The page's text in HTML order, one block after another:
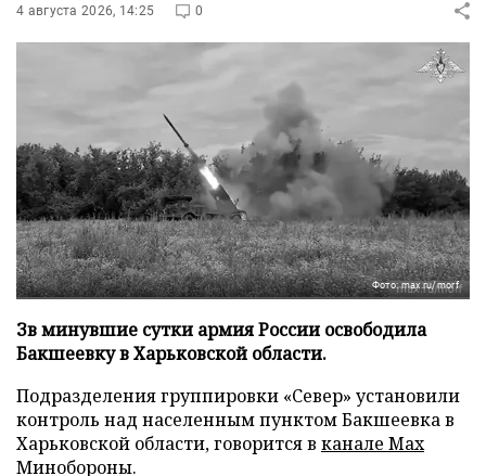
4 августа 2026, 14:25 0
Фото: max.ru/morf
Зв минувшие сутки армия России освободила
Бакшеевку в Харьковской области.
Подразделения группировки «Север» установили
контроль над населенным пунктом Бакшеевка в
Харьковской области, говорится в канале Max
Минобороны.